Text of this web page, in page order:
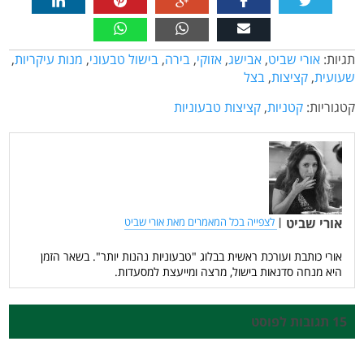
תגיות: אורי שביט, אבישג, אזוקי, בירה, בישול טבעוני, מנות עיקריות,
שעועית, קציצות, בצל
קטגוריות: קטניות,קציצות טבעוניות
אורי שביט | לצפייה בכל המאמרים מאת אורי שביט
אורי כותבת ועורכת ראשית בבלוג "טבעוניות נהנות יותר". בשאר הזמן
היא מנחה סדנאות בישול, מרצה ומייעצת למסעדות.
15 תגובות לפוסט